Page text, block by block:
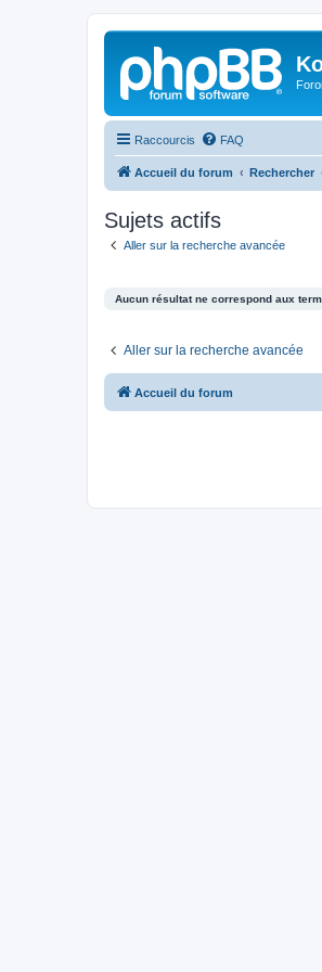
Raccourcis FAQ
Accueil du forum Rechercher
Sujets actifs
Aller sur la recherche avancée
Aucun résultat ne correspond aux
Aller sur la recherche avancée
Accueil du forum